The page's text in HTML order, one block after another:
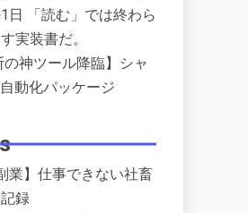
日 「読む」では終わら
実装書だ。
の神ツール降臨】シャ
動化パッケージ
業】仕事できない社畜
録